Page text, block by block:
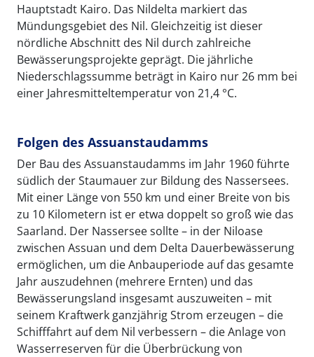
Hauptstadt Kairo. Das Nildelta markiert das
Mündungsgebiet des Nil. Gleichzeitig ist dieser
nördliche Abschnitt des Nil durch zahlreiche
Bewässerungsprojekte geprägt. Die jährliche
Niederschlagssumme beträgt in Kairo nur 26 mm bei
einer Jahresmitteltemperatur von 21,4 °C.
Folgen des Assuanstaudamms
Der Bau des Assuanstaudamms im Jahr 1960 führte
südlich der Staumauer zur Bildung des Nassersees.
Mit einer Länge von 550 km und einer Breite von bis
zu 10 Kilometern ist er etwa doppelt so groß wie das
Saarland. Der Nassersee sollte – in der Niloase
zwischen Assuan und dem Delta Dauerbewässerung
ermöglichen, um die Anbauperiode auf das gesamte
Jahr auszudehnen (mehrere Ernten) und das
Bewässerungsland insgesamt auszuweiten – mit
seinem Kraftwerk ganzjährig Strom erzeugen – die
Schifffahrt auf dem Nil verbessern – die Anlage von
Wasserreserven für die Überbrückung von